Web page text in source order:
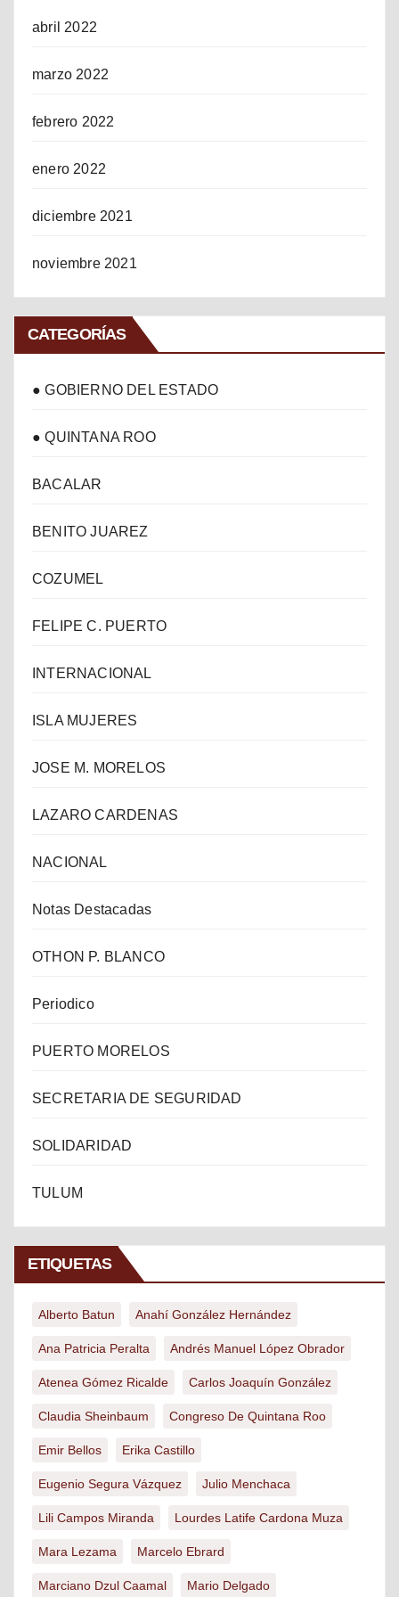
abril 2022
marzo 2022
febrero 2022
enero 2022
diciembre 2021
noviembre 2021
CATEGORÍAS
● GOBIERNO DEL ESTADO
● QUINTANA ROO
BACALAR
BENITO JUAREZ
COZUMEL
FELIPE C. PUERTO
INTERNACIONAL
ISLA MUJERES
JOSE M. MORELOS
LAZARO CARDENAS
NACIONAL
Notas Destacadas
OTHON P. BLANCO
Periodico
PUERTO MORELOS
SECRETARIA DE SEGURIDAD
SOLIDARIDAD
TULUM
ETIQUETAS
Alberto Batun Anahí González Hernández
Ana Patricia Peralta Andrés Manuel López Obrador
Atenea Gómez Ricalde Carlos Joaquín González
Claudia Sheinbaum Congreso De Quintana Roo
Emir Bellos Erika Castillo
Eugenio Segura Vázquez Julio Menchaca
Lili Campos Miranda Lourdes Latife Cardona Muza
Mara Lezama Marcelo Ebrard
Marciano Dzul Caamal Mario Delgado